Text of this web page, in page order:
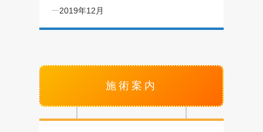
2019年12月
施術案内